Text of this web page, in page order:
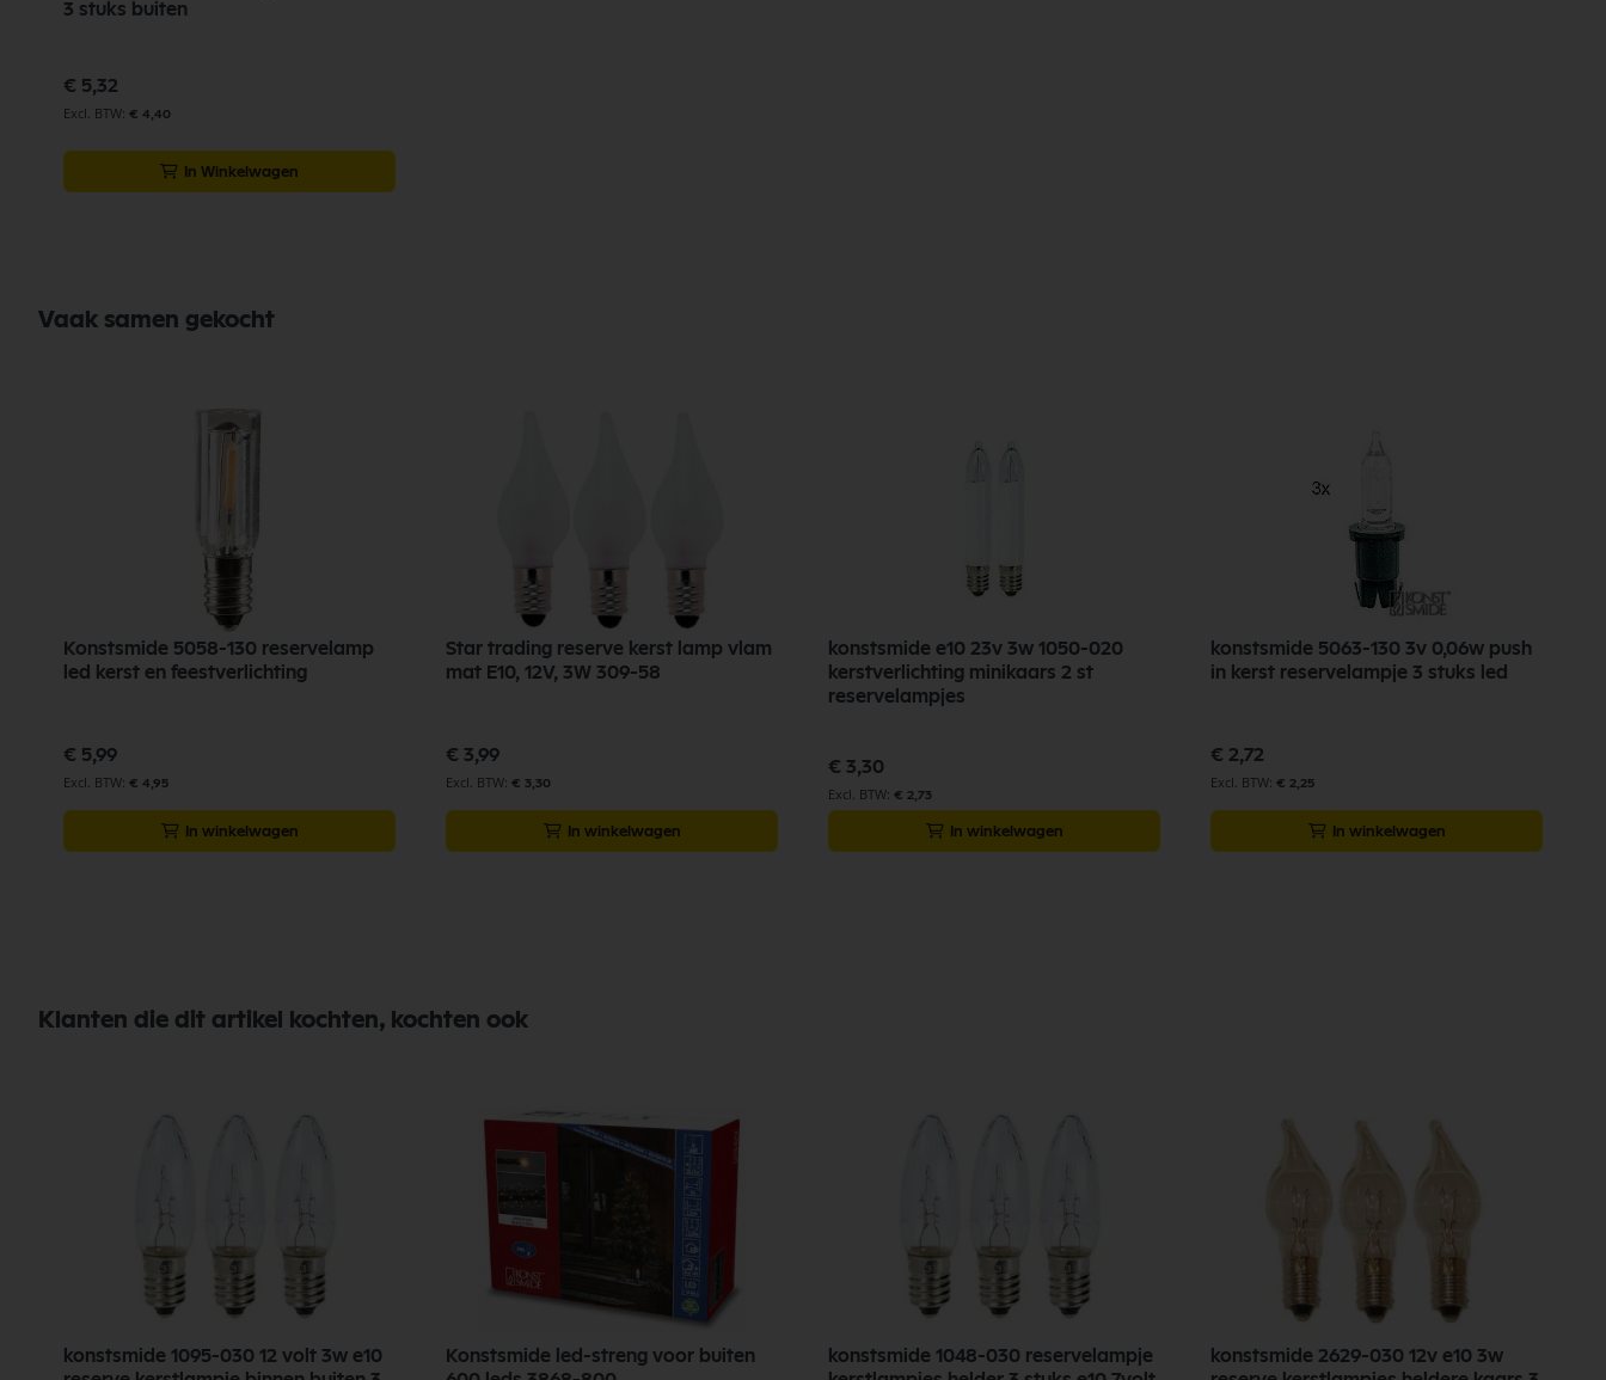
3 stuks buiten
€ 5,32
€ 4,40
In Winkelwagen
Vaak samen gekocht
Konstsmide 5058-130 reservelamp
led kerst en feestverlichting
€ 5,99
€ 4,95
In winkelwagen
Star trading reserve kerst lamp vlam
mat E10, 12V, 3W 309-58
€ 3,99
€ 3,30
In winkelwagen
konstsmide e10 23v 3w 1050-020
kerstverlichting minikaars 2 st
reservelampjes
€ 3,30
€ 2,73
In winkelwagen
konstsmide 5063-130 3v 0,06w push
in kerst reservelampje 3 stuks led
€ 2,72
€ 2,25
In winkelwagen
Klanten die dit artikel kochten, kochten ook
konstsmide 1095-030 12 volt 3w e10
Konstsmide led-streng voor buiten
konstsmide 1048-030 reservelampje
konstsmide 2629-030 12v e10 3w